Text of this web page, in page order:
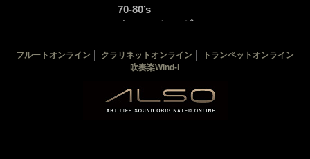
70-80’s
クロスオーヴァー・
音源連動：演奏＆解説by後藤天太
カバー：渡辺貞夫
THE SAX バックナンバー
フルートオンライン クラリネットオンライン
トランペットオンライン
吹奏楽Wind-i